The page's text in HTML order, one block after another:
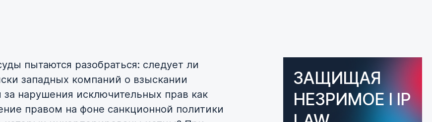
пытаются разобраться: следует ли
западных компаний о взыскании
за нарушения исключительных прав как
правом на фоне санкционной политики
ЗАЩИЩАЯ
НЕЗРИМОЕ I IP